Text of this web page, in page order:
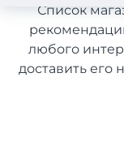
Список
любого
доставить его